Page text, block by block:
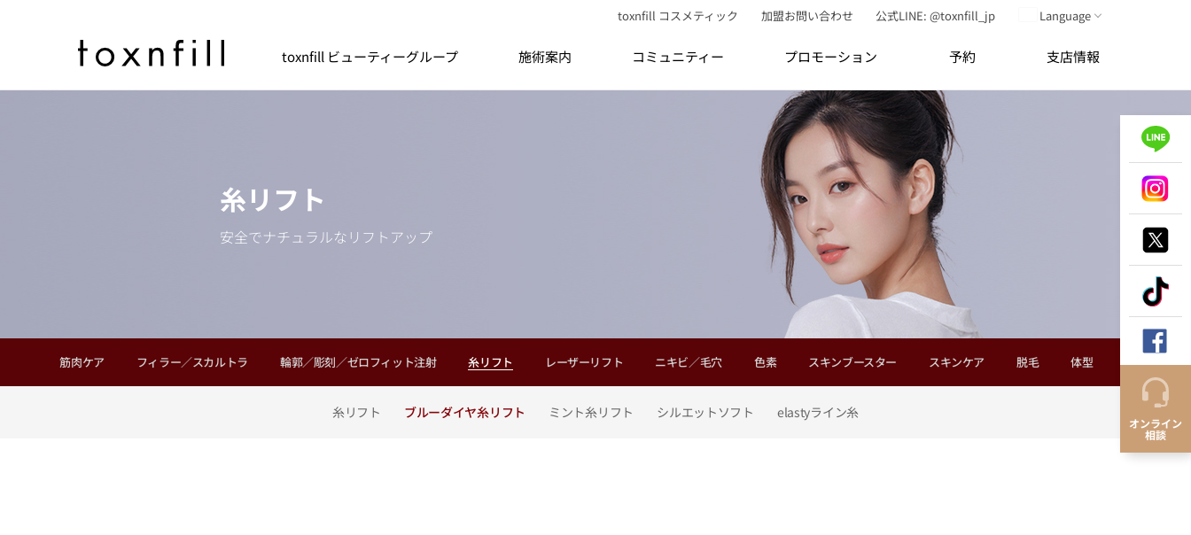
toxnfill コスメティック 加盟お問い合わせ 公式LINE: @toxnfill_jp Language
toxnfill ビューティーグループ 施術案内 コミュニティー プロモーション 予約 支店情報
糸リフト
安全でナチュラルなリフトアップ
筋肉ケア フィラー／スカルトラ 輪郭／彫刻／ゼロフィット注射 糸リフト
糸リフト ブルーダイヤ糸リフト ミント糸リフト シルエットソフト elastyライン糸
レーザーリフト ニキビ／毛穴 色素 スキンブースター スキンケア 脱毛 体型 抗老化点滴
オンライン
相談